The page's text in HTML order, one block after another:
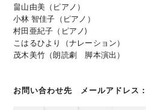
畠山由美（ピアノ）
小林 智佳子（ピアノ）
村田亜紀子（ピアノ)
こはるひより（ナレーション）
茂木美竹（朗読劇 脚本演出）
お問い合わせ先 メールアドレス：